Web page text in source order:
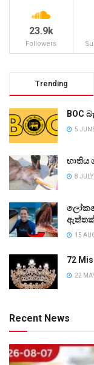
23.9k
Followers
Trending
BOC
5
භාතිය
8
15
72
22
Recent News